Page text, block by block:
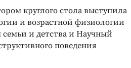
круглого стола выступила
и возрастной физиологии
и детства и Научный
поведения